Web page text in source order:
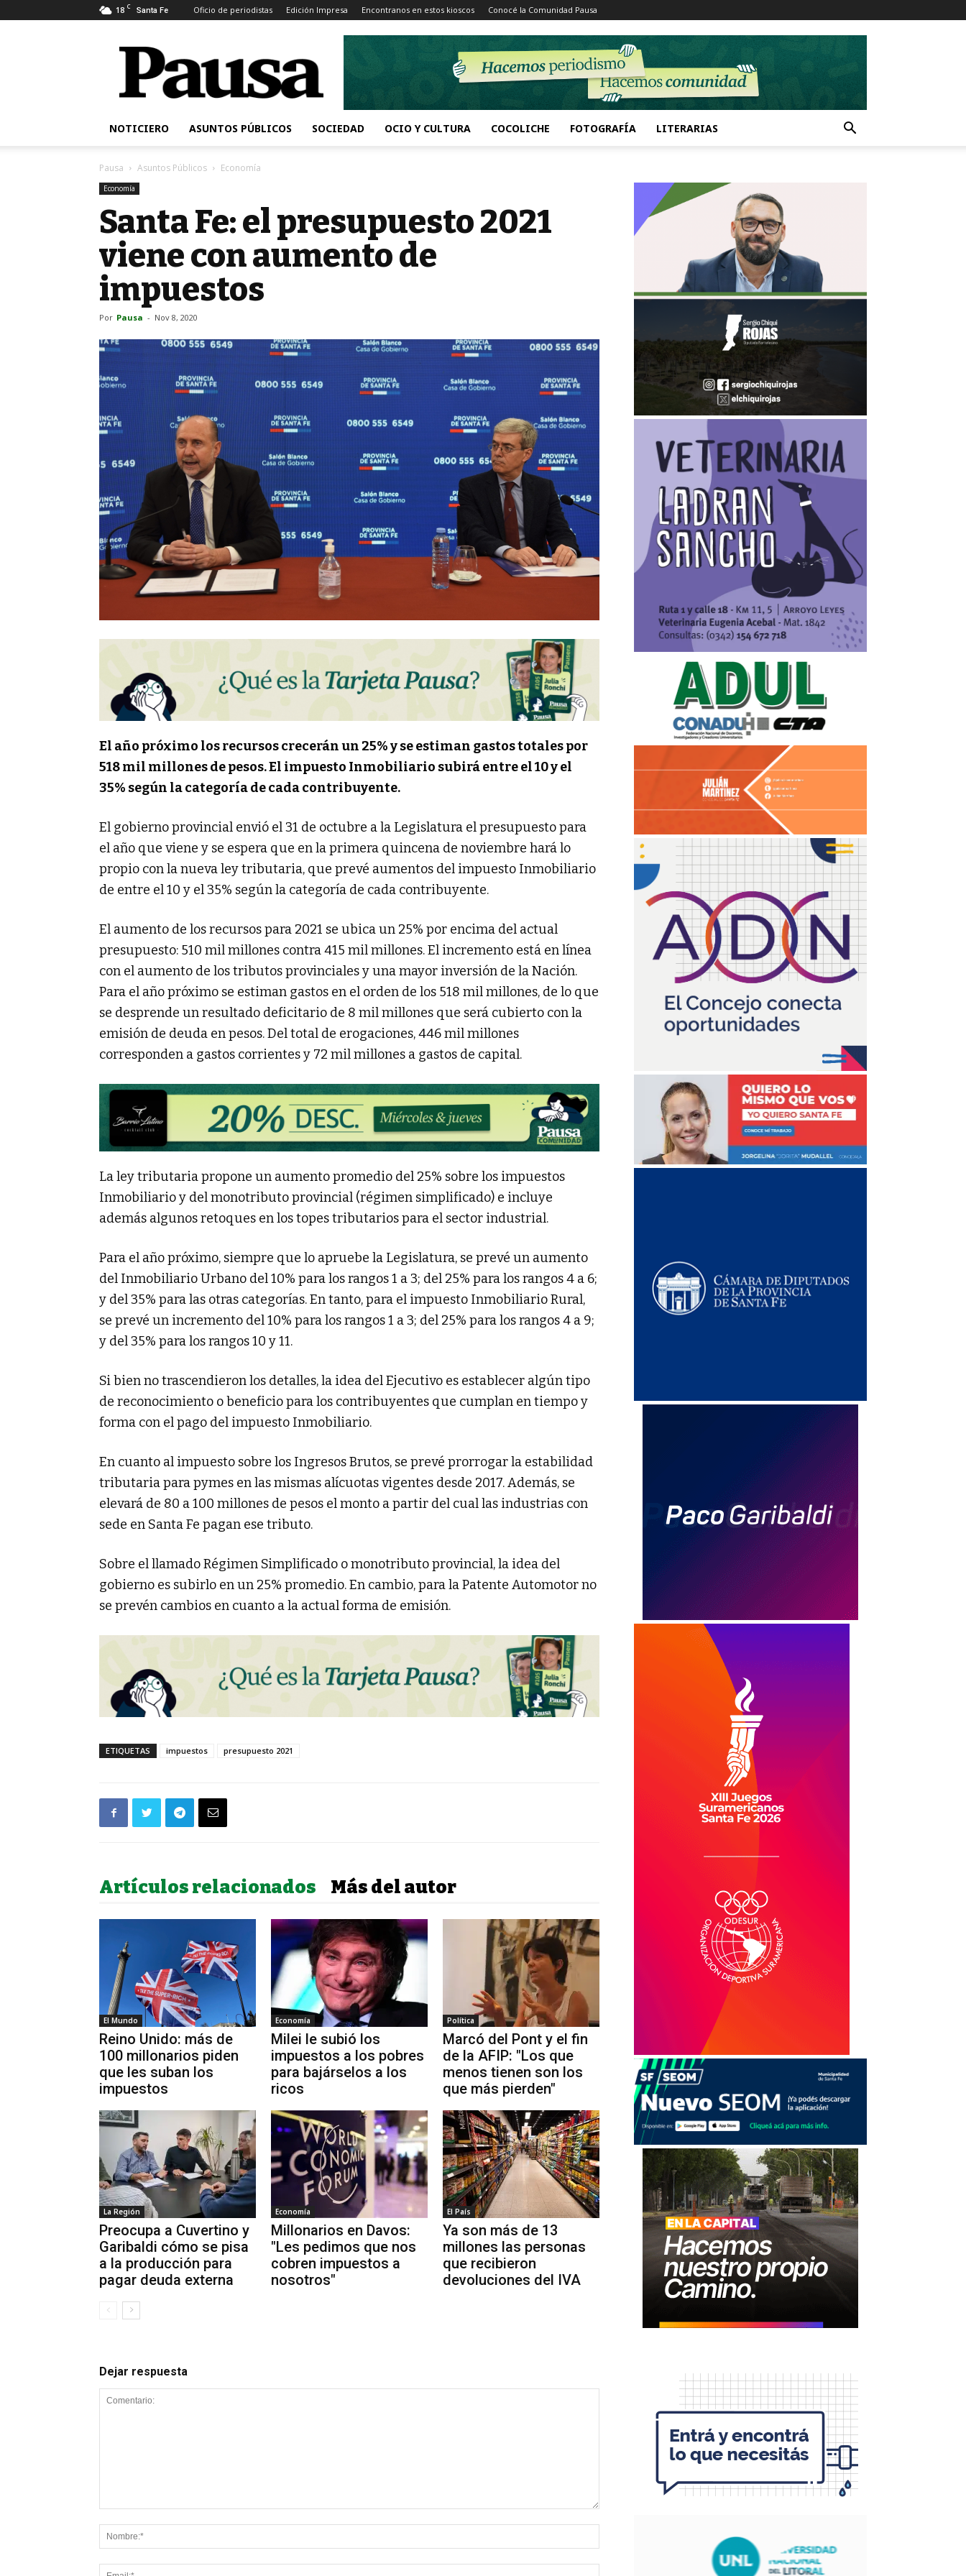
18 C Santa Fe Oficio de periodistas Edición Impresa Encontranos en estos kioscos Conocé la Comunidad Pausa
Pausa
NOTICIERO ASUNTOS PÚBLICOS SOCIEDAD OCIO Y CULTURA COCOLICHE FOTOGRAFÍA LITERARIAS
Pausa Asuntos Públicos Economía
Economía
Santa Fe: el presupuesto 2021
viene con aumento de
impuestos
Por Pausa - Nov 8, 2020
El año próximo los recursos crecerán un 25% y se estiman gastos totales por
518 mil millones de pesos. El impuesto Inmobiliario subirá entre el 10 y el
35% según la categoría de cada contribuyente.
El gobierno provincial envió el 31 de octubre a la Legislatura el presupuesto para
el año que viene y se espera que en la primera quincena de noviembre hará lo
propio con la nueva ley tributaria, que prevé aumentos del impuesto Inmobiliario
de entre el 10 y el 35% según la categoría de cada contribuyente.
El aumento de los recursos para 2021 se ubica un 25% por encima del actual
presupuesto: 510 mil millones contra 415 mil millones. El incremento está en línea
con el aumento de los tributos provinciales y una mayor inversión de la Nación.
Para el año próximo se estiman gastos en el orden de los 518 mil millones, de lo que
se desprende un resultado deficitario de 8 mil millones que será cubierto con la
emisión de deuda en pesos. Del total de erogaciones, 446 mil millones
corresponden a gastos corrientes y 72 mil millones a gastos de capital.
La ley tributaria propone un aumento promedio del 25% sobre los impuestos
Inmobiliario y del monotributo provincial (régimen simplificado) e incluye
además algunos retoques en los topes tributarios para el sector industrial.
Para el año próximo, siempre que lo apruebe la Legislatura, se prevé un aumento
del Inmobiliario Urbano del 10% para los rangos 1 a 3; del 25% para los rangos 4 a 6;
y del 35% para las otras categorías. En tanto, para el impuesto Inmobiliario Rural,
se prevé un incremento del 10% para los rangos 1 a 3; del 25% para los rangos 4 a 9;
y del 35% para los rangos 10 y 11.
Si bien no trascendieron los detalles, la idea del Ejecutivo es establecer algún tipo
de reconocimiento o beneficio para los contribuyentes que cumplan en tiempo y
forma con el pago del impuesto Inmobiliario.
En cuanto al impuesto sobre los Ingresos Brutos, se prevé prorrogar la estabilidad
tributaria para pymes en las mismas alícuotas vigentes desde 2017. Además, se
elevará de 80 a 100 millones de pesos el monto a partir del cual las industrias con
sede en Santa Fe pagan ese tributo.
Sobre el llamado Régimen Simplificado o monotributo provincial, la idea del
gobierno es subirlo en un 25% promedio. En cambio, para la Patente Automotor no
se prevén cambios en cuanto a la actual forma de emisión.
ETIQUETAS impuestos presupuesto 2021
Artículos relacionados Más del autor
El Mundo
Reino Unido: más de
100 millonarios piden
que les suban los
impuestos
Economía
Milei le subió los
impuestos a los pobres
para bajárselos a los
ricos
Política
Marcó del Pont y el fin
de la AFIP: "Los que
menos tienen son los
que más pierden"
La Región
Preocupa a Cuvertino y
Garibaldi cómo se pisa
a la producción para
pagar deuda externa
Economía
Millonarios en Davos:
"Les pedimos que nos
cobren impuestos a
nosotros"
El País
Ya son más de 13
millones las personas
que recibieron
devoluciones del IVA
Dejar respuesta